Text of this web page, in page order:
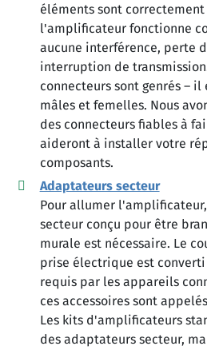
éléments sont correctement
l'amplificateur fonctionne
aucune interférence, perte
interruption de
connecteurs sont genrés –
mâles et femelles. Nous
des connecteurs fiables à
aideront à installer votre
composants.
Adaptateurs secteur
Pour allumer
secteur conçu pour être
murale est nécessaire. Le
prise électrique est
requis par les appareils
ces accessoires sont
Les kits d'amplificateurs
des adaptateurs secteur,